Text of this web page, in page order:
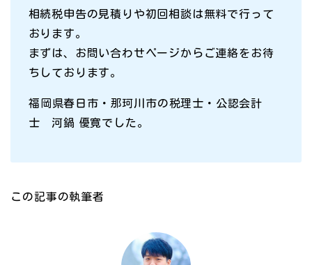
相続税申告の見積りや初回相談は無料で行って
おります。
まずは、お問い合わせページからご連絡をお待
ちしております。
福岡県春日市・那珂川市の税理士・公認会計
士 河鍋 優寛でした。
この記事の執筆者